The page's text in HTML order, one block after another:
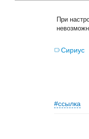
При
Сириус
#ссылка